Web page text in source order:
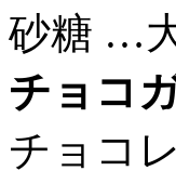
砂糖 …
チョコ
チョコ